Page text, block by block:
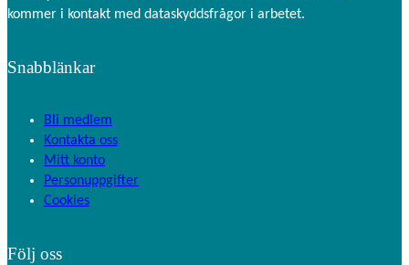
kommer i kontakt med dataskyddsfrågor i arbetet.
Snabblänkar
Bli medlem
Kontakta oss
Mitt konto
Personuppgifter
Cookies
Följ oss